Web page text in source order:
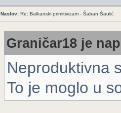
Naslov: Re: Balkanski primitivizam - Šaban Šaulić
Graničar18 je
Neproduktivna
To je moglo u